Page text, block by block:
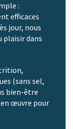
:
efficaces
jour, nous
plaisir dans
(sans sel,
bien-être
œuvre pour